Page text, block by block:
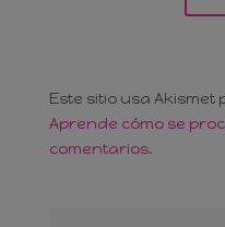
Este sitio usa
Aprende cómo se
comentarios.